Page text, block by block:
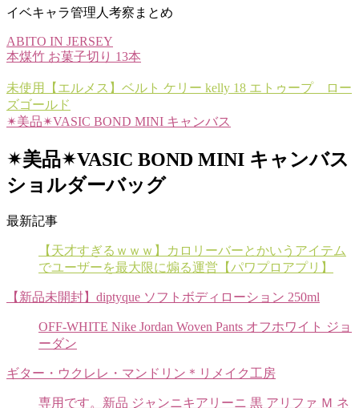
イベキャラ管理人考察まとめ
ABITO IN JERSEY
本煤竹 お菓子切り 13本
未使用【エルメス】ベルト ケリー kelly 18 エトゥープ ロー
ズゴールド
✴︎美品✴︎VASIC BOND MINI キャンバス
✴︎美品✴︎VASIC BOND MINI キャンバス
ショルダーバッグ
最新記事
【天才すぎるｗｗｗ】カロリーバーとかいうアイテム
でユーザーを最大限に煽る運営【パワプロアプリ】
【新品未開封】diptyque ソフトボディローション 250ml
OFF-WHITE Nike Jordan Woven Pants オフホワイト ジョ
ーダン
ギター・ウクレレ・マンドリン＊リメイク工房
専用です。新品 ジャンニキアリーニ 黒 アリファ Ｍ ネ